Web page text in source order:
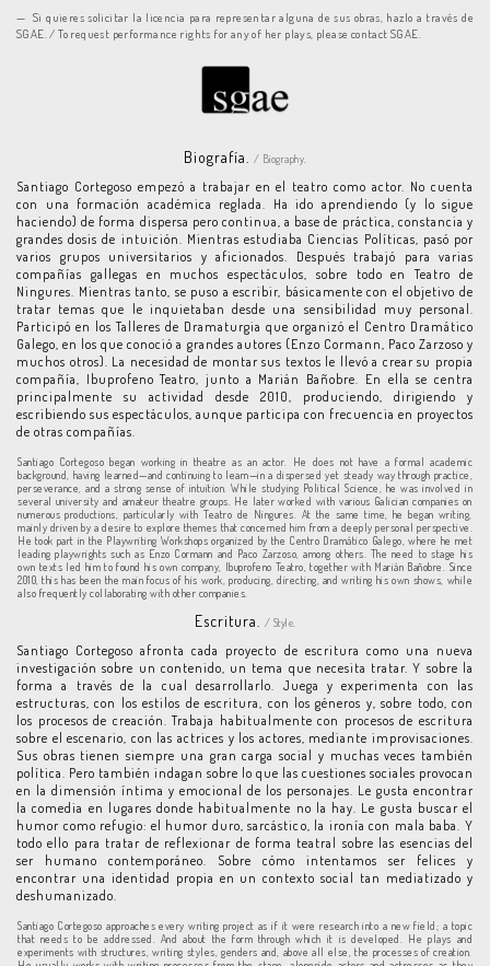
Si quieres solicitar la licencia para representar alguna de sus obras, hazlo a través de
SGAE. / To request performance rights for any of her plays, please contact SGAE.
Biografía. / Biography.
Santiago Cortegoso empezó a trabajar en el teatro como actor. No cuenta
con una formación académica reglada. Ha ido aprendiendo (y lo sigue
haciendo) de forma dispersa pero continua, a base de práctica, constancia y
grandes dosis de intuición. Mientras estudiaba Ciencias Políticas, pasó por
varios grupos universitarios y aficionados. Después trabajó para varias
compañías gallegas en muchos espectáculos, sobre todo en Teatro de
Ningures. Mientras tanto, se puso a escribir, básicamente con el objetivo de
tratar temas que le inquietaban desde una sensibilidad muy personal.
Participó en los Talleres de Dramaturgia que organizó el Centro Dramático
Galego, en los que conoció a grandes autores (Enzo Cormann, Paco Zarzoso y
muchos otros). La necesidad de montar sus textos le llevó a crear su propia
compañía, Ibuprofeno Teatro, junto a Marián Bañobre. En ella se centra
principalmente su actividad desde 2010, produciendo, dirigiendo y
escribiendo sus espectáculos, aunque participa con frecuencia en proyectos
de otras compañías.
Santiago Cortegoso began working in theatre as an actor. He does not have a formal academic
background, having learned—and continuing to learn—in a dispersed yet steady way through practice,
perseverance, and a strong sense of intuition. While studying Political Science, he was involved in
several university and amateur theatre groups. He later worked with various Galician companies on
numerous productions, particularly with Teatro de Ningures. At the same time, he began writing,
mainly driven by a desire to explore themes that concerned him from a deeply personal perspective.
He took part in the Playwriting Workshops organized by the Centro Dramático Galego, where he met
leading playwrights such as Enzo Cormann and Paco Zarzoso, among others. The need to stage his
own texts led him to found his own company, Ibuprofeno Teatro, together with Marián Bañobre. Since
2010, this has been the main focus of his work, producing, directing, and writing his own shows, while
also frequently collaborating with other companies.
Escritura. / Style.
Santiago Cortegoso afronta cada proyecto de escritura como una nueva
investigación sobre un contenido, un tema que necesita tratar. Y sobre la
forma a través de la cual desarrollarlo. Juega y experimenta con las
estructuras, con los estilos de escritura, con los géneros y, sobre todo, con
los procesos de creación. Trabaja habitualmente con procesos de escritura
sobre el escenario, con las actrices y los actores, mediante improvisaciones.
Sus obras tienen siempre una gran carga social y muchas veces también
política. Pero también indagan sobre lo que las cuestiones sociales provocan
en la dimensión íntima y emocional de los personajes. Le gusta encontrar
la comedia en lugares donde habitualmente no la hay. Le gusta buscar el
humor como refugio: el humor duro, sarcástico, la ironía con mala baba. Y
todo ello para tratar de reflexionar de forma teatral sobre las esencias del
ser humano contemporáneo. Sobre cómo intentamos ser felices y
encontrar una identidad propia en un contexto social tan mediatizado y
deshumanizado.
Santiago Cortegoso approaches every writing project as if it were research into a new field; a topic
that needs to be addressed. And about the form through which it is developed. He plays and
experiments with structures, writing styles, genders and, above all else, the processes of creation.